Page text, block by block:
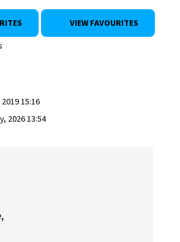
VIEW FAVOURITES
15:16
2026 13:54